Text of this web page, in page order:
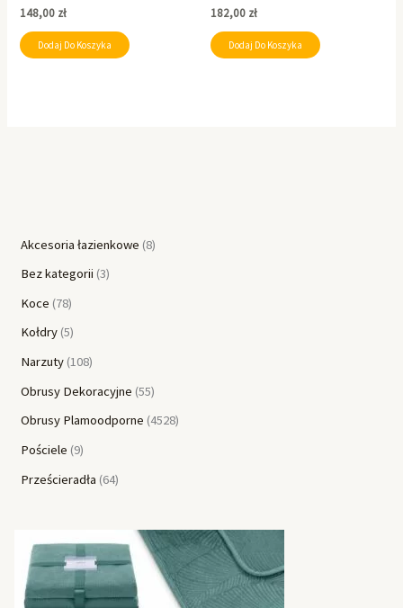
Akcesoria łazienkowe 8
Bez kategorii 3
Koce 78
Kołdry 5
Narzuty 108
Obrusy Dekoracyjne 55
Obrusy Plamoodporne 4528
Pościele 9
Prześcieradła 64
148,00 zł
Dodaj Do Koszyka
182,00 zł
Dodaj Do Koszyka